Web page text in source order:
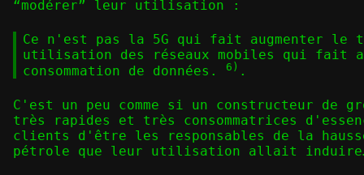
“modérer” leur utilisation :
Ce n'est pas la 5G qui fait augmenter
utilisation des réseaux mobiles qui fait
consommation de données.
6) .
C'est un peu comme si un constructeur de
très rapides et très consommatrices
clients d'être les responsables de la hausse
pétrole que leur utilisation allait